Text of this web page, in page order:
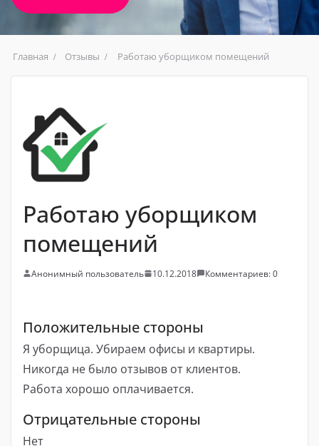
Главная Отзывы Работаю уборщиком помещений
Работаю уборщиком
помещений
Анонимный пользователь 10.12.2018 Комментариев: 0
Положительные стороны
Я уборщица. Убираем офисы и квартиры.
Никогда не было отзывов от клиентов.
Работа хорошо оплачивается.
Отрицательные стороны
Нет